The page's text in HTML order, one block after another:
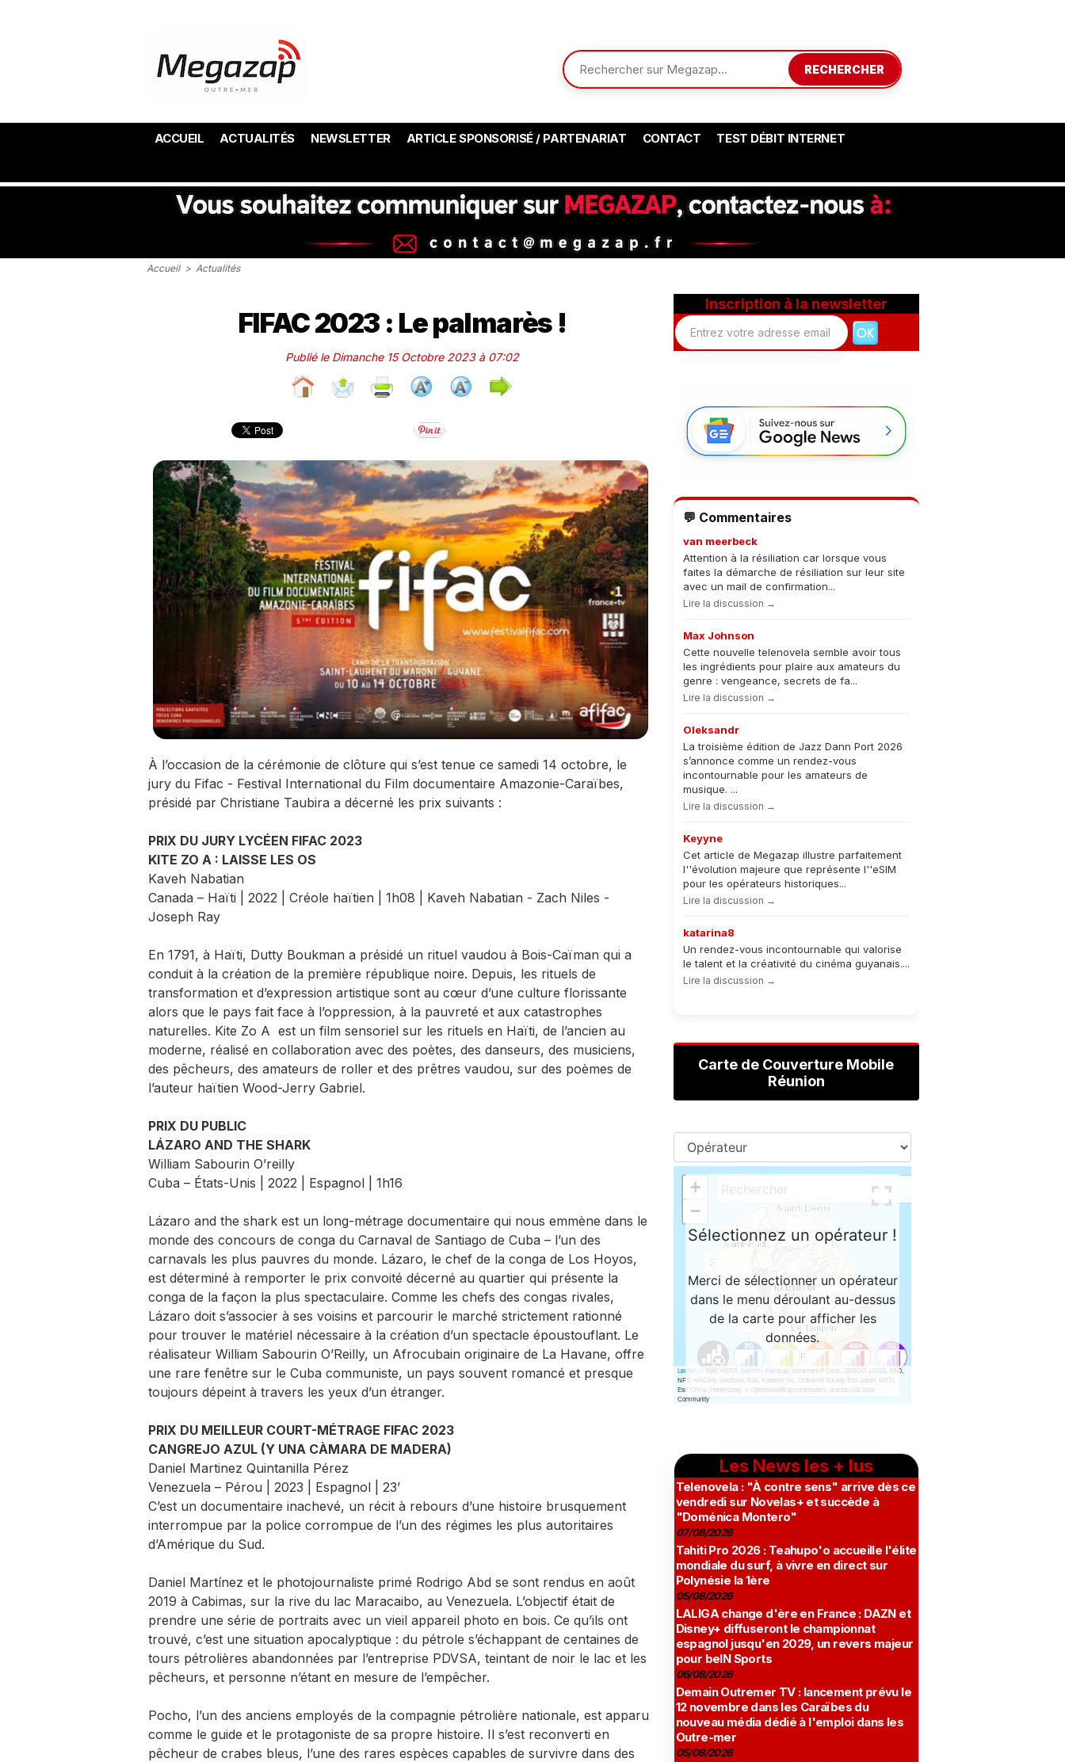
RECHERCHER
ACCUEIL ACTUALITÉS NEWSLETTER ARTICLE SPONSORISÉ / PARTENARIAT CONTACT TEST DÉBIT INTERNET
Accueil > Actualités
FIFAC 2023 : Le palmarès !
Publié le Dimanche 15 Octobre 2023 à 07:02
À l’occasion de la cérémonie de clôture qui s’est tenue ce samedi 14 octobre, le
jury du Fifac - Festival International du Film documentaire Amazonie-Caraïbes,
présidé par Christiane Taubira a décerné les prix suivants :
PRIX DU JURY LYCÉEN FIFAC 2023
KITE ZO A : LAISSE LES OS
Kaveh Nabatian
Canada – Haïti | 2022 | Créole haïtien | 1h08 | Kaveh Nabatian - Zach Niles -
Joseph Ray
En 1791, à Haïti, Dutty Boukman a présidé un rituel vaudou à Bois-Caïman qui a
conduit à la création de la première république noire. Depuis, les rituels de
transformation et d’expression artistique sont au cœur d’une culture florissante
alors que le pays fait face à l’oppression, à la pauvreté et aux catastrophes
naturelles. Kite Zo A est un film sensoriel sur les rituels en Haïti, de l’ancien au
moderne, réalisé en collaboration avec des poètes, des danseurs, des musiciens,
des pêcheurs, des amateurs de roller et des prêtres vaudou, sur des poèmes de
l’auteur haïtien Wood-Jerry Gabriel.
PRIX DU PUBLIC
LÁZARO AND THE SHARK
William Sabourin O’reilly
Cuba – États-Unis | 2022 | Espagnol | 1h16
Lázaro and the shark est un long-métrage documentaire qui nous emmène dans le
monde des concours de conga du Carnaval de Santiago de Cuba – l’un des
carnavals les plus pauvres du monde. Lázaro, le chef de la conga de Los Hoyos,
est déterminé à remporter le prix convoité décerné au quartier qui présente la
conga de la façon la plus spectaculaire. Comme les chefs des congas rivales,
Lázaro doit s’associer à ses voisins et parcourir le marché strictement rationné
pour trouver le matériel nécessaire à la création d’un spectacle époustouflant. Le
réalisateur William Sabourin O’Reilly, un Afrocubain originaire de La Havane, offre
une rare fenêtre sur le Cuba communiste, un pays souvent romancé et presque
toujours dépeint à travers les yeux d’un étranger.
PRIX DU MEILLEUR COURT-MÉTRAGE FIFAC 2023
CANGREJO AZUL (Y UNA CÀMARA DE MADERA)
Daniel Martinez Quintanilla Pérez
Venezuela – Pérou | 2023 | Espagnol | 23’
C’est un documentaire inachevé, un récit à rebours d’une histoire brusquement
interrompue par la police corrompue de l’un des régimes les plus autoritaires
d’Amérique du Sud.
Daniel Martínez et le photojournaliste primé Rodrigo Abd se sont rendus en août
2019 à Cabimas, sur la rive du lac Maracaibo, au Venezuela. L’objectif était de
prendre une série de portraits avec un vieil appareil photo en bois. Ce qu’ils ont
trouvé, c’est une situation apocalyptique : du pétrole s’échappant de centaines de
tours pétrolières abandonnées par l’entreprise PDVSA, teintant de noir le lac et les
pêcheurs, et personne n’étant en mesure de l’empêcher.
Pocho, l’un des anciens employés de la compagnie pétrolière nationale, est apparu
comme le guide et le protagoniste de sa propre histoire. Il s’est reconverti en
pêcheur de crabes bleus, l’une des rares espèces capables de survivre dans des
Inscription à la newsletter
💬 Commentaires
van meerbeck
Attention à la résiliation car lorsque vous
faites la démarche de résiliation sur leur site
avec un mail de confirmation...
Lire la discussion →
Max Johnson
Cette nouvelle telenovela semble avoir tous
les ingrédients pour plaire aux amateurs du
genre : vengeance, secrets de fa...
Lire la discussion →
Oleksandr
La troisième édition de Jazz Dann Port 2026
s’annonce comme un rendez-vous
incontournable pour les amateurs de
musique. ...
Lire la discussion →
Keyyne
Cet article de Megazap illustre parfaitement
l''évolution majeure que représente l''eSIM
pour les opérateurs historiques...
Lire la discussion →
katarina8
Un rendez-vous incontournable qui valorise
le talent et la créativité du cinéma guyanais....
Lire la discussion →
Carte de Couverture Mobile
Réunion
Les News les + lus
Telenovela : "À contre sens" arrive dès ce
vendredi sur Novelas+ et succède à
"Doménica Montero"
07/08/2026
Tahiti Pro 2026 : Teahupo'o accueille l'élite
mondiale du surf, à vivre en direct sur
Polynésie la 1ère
05/08/2026
LALIGA change d'ère en France : DAZN et
Disney+ diffuseront le championnat
espagnol jusqu'en 2029, un revers majeur
pour beIN Sports
06/08/2026
Demain Outremer TV : lancement prévu le
12 novembre dans les Caraïbes du
nouveau média dédié à l'emploi dans les
Outre-mer
05/08/2026